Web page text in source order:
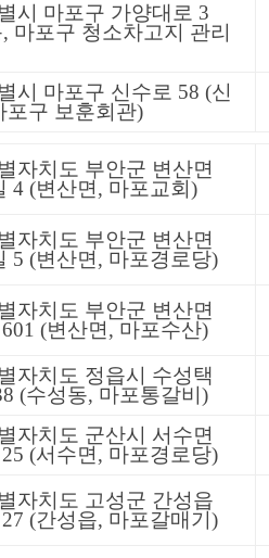
시 마포구 가양대로 3
마포구 청소차고지 관리
시 마포구 신수로 58 (신
포구 보훈회관)
자치도 부안군 변산면
4 (변산면, 마포교회)
자치도 부안군 변산면
5 (변산면, 마포경로당)
자치도 부안군 변산면
(변산면, 마포수산)
자치도 정읍시 수성택
(수성동, 마포통갈비)
자치도 군산시 서수면
(서수면, 마포경로당)
자치도 고성군 간성읍
(간성읍, 마포갈매기)